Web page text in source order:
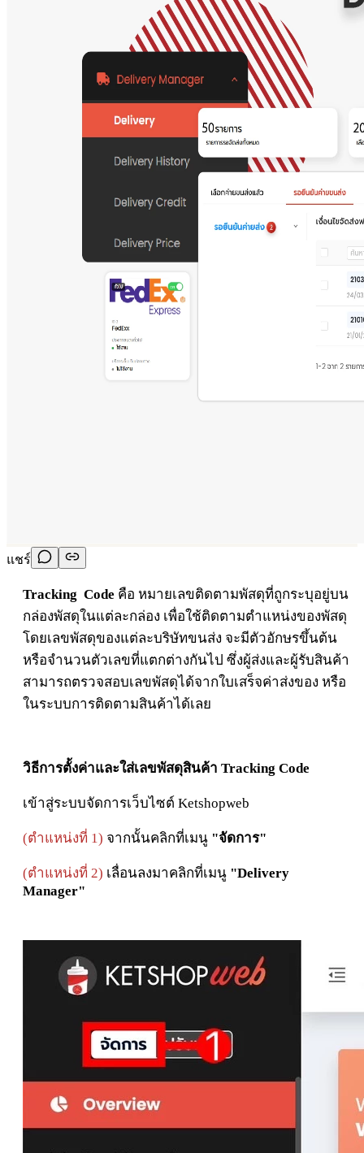
แชร์
Tracking Code คือ หมายเลขติดตามพัสดุที่ถูกระบุอยู่บน
กล่องพัสดุในแต่ละกล่อง เพื่อใช้ติดตามตำแหน่งของพัสดุ
โดยเลขพัสดุของแต่ละบริษัทขนส่ง จะมีตัวอักษรขึ้นต้น
หรือจำนวนตัวเลขที่แตกต่างกันไป ซึ่งผู้ส่งและผู้รับสินค้า
สามารถตรวจสอบเลขพัสดุได้จากใบเสร็จค่าส่งของ หรือ
ในระบบการติดตามสินค้าได้เลย
วิธีการตั้งค่าและใส่เลขพัสดุสินค้า Tracking Code
เข้าสู่ระบบจัดการเว็บไซต์ Ketshopweb
(ตำแหน่งที่ 1) จากนั้นคลิกที่เมนู "จัดการ"
(ตำแหน่งที่ 2) เลื่อนลงมาคลิกที่เมนู "Delivery
Manager"